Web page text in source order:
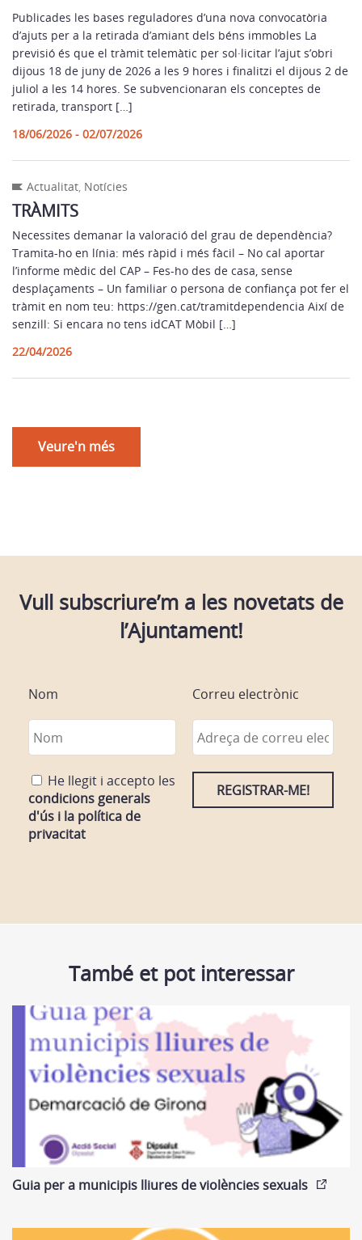
Publicades les bases reguladores d’una nova convocatòria
d’ajuts per a la retirada d’amiant dels béns immobles La
previsió és que el tràmit telemàtic per sol·licitar l’ajut s’obri
dijous 18 de juny de 2026 a les 9 hores i finalitzi el dijous 2 de
juliol a les 14 hores. Se subvencionaran els conceptes de
retirada, transport […]
18/06/2026 - 02/07/2026
Actualitat, Notícies
TRÀMITS
Necessites demanar la valoració del grau de dependència?
Tramita-ho en línia: més ràpid i més fàcil – No cal aportar
l’informe mèdic del CAP – Fes-ho des de casa, sense
desplaçaments – Un familiar o persona de confiança pot fer el
tràmit en nom teu: https://gen.cat/tramitdependencia Així de
senzill: Si encara no tens idCAT Mòbil […]
22/04/2026
Veure'n més
Vull subscriure’m a les novetats de
l’Ajuntament!
Nom
He llegit i accepto les
condicions generals
d'ús i la política de
privacitat
Correu electrònic
També et pot interessar
Guia per a municipis lliures de violències sexuals